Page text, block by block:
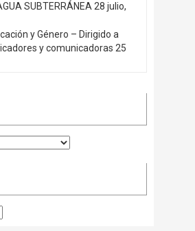
SUBTERRÁNEA 28 julio,
y Género – Dirigido a
y comunicadoras 25